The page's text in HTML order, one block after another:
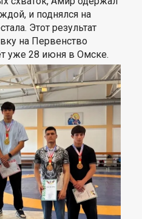
и поднялся на
Этот результат
на Первенство
уже 28 июня в Омске.